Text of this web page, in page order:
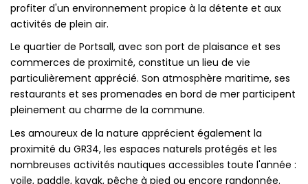
profiter d'un environnement propice à la détente et aux
activités de plein air.
Le quartier de Portsall, avec son port de plaisance et ses
commerces de proximité, constitue un lieu de vie
particulièrement apprécié. Son atmosphère maritime, ses
restaurants et ses promenades en bord de mer participent
pleinement au charme de la commune.
Les amoureux de la nature apprécient également la
proximité du GR34, les espaces naturels protégés et les
nombreuses activités nautiques accessibles toute l'année :
voile, paddle, kayak, pêche à pied ou encore randonnée.